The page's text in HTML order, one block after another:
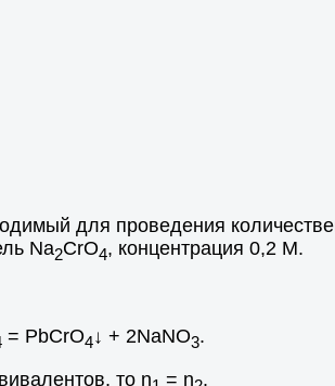
для проведения
Na2CrO4, концентрация 0,2 М.
= PbCrO4↓ + 2NaNO3.
то n
= n .